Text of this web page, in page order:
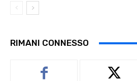
RIMANI CONNESSO